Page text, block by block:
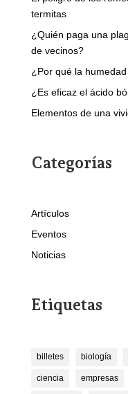
termitas
¿Quién paga una
de vecinos?
¿Por qué la
¿Es eficaz el ácido
Elementos de una
Categorías
Artículos
Eventos
Noticias
Etiquetas
billetes biología
ciencia empresas